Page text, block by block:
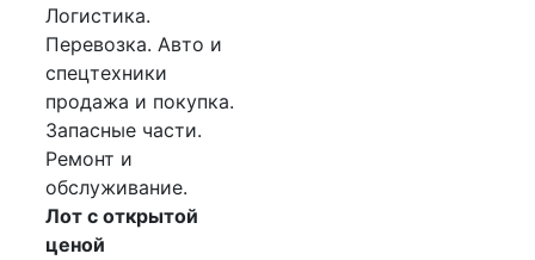
Логистика.
Перевозка. Авто и
спецтехники
продажа и покупка.
Запасные части.
Ремонт и
обслуживание.
Лот с открытой
ценой